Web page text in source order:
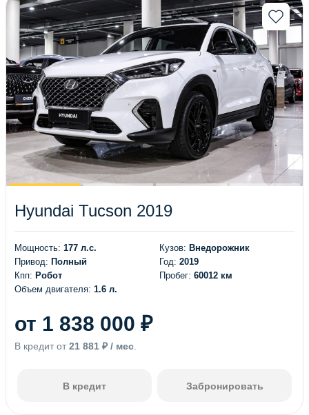
Hyundai Tucson 2019
Мощность: 177 л.с.
Привод: Полный
Кпп: Робот
Объем двигателя: 1.6 л.
Кузов: Внедорожник
Год: 2019
Пробег: 60012 км
от 1 838 000 ₽
В кредит от 21 881 ₽ / мес.
В кредит Забронировать